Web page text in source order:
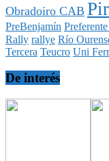
Obradoiro CAB
PreBenjamín
Rally rallye Río
Tercera Teucro Uni
De interés